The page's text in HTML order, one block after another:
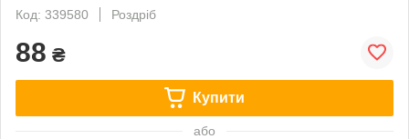
Код: 339580
Роздріб
88 ₴
Купити
або